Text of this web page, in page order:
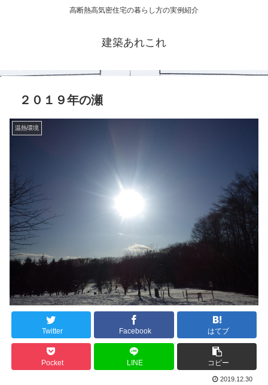
高断熱高気密住宅の暮らし方の実例紹介
建築あれこれ
２０１９年の瀬
温熱環境
Twitter Facebook はてブ
Pocket LINE コピー
2019.12.30